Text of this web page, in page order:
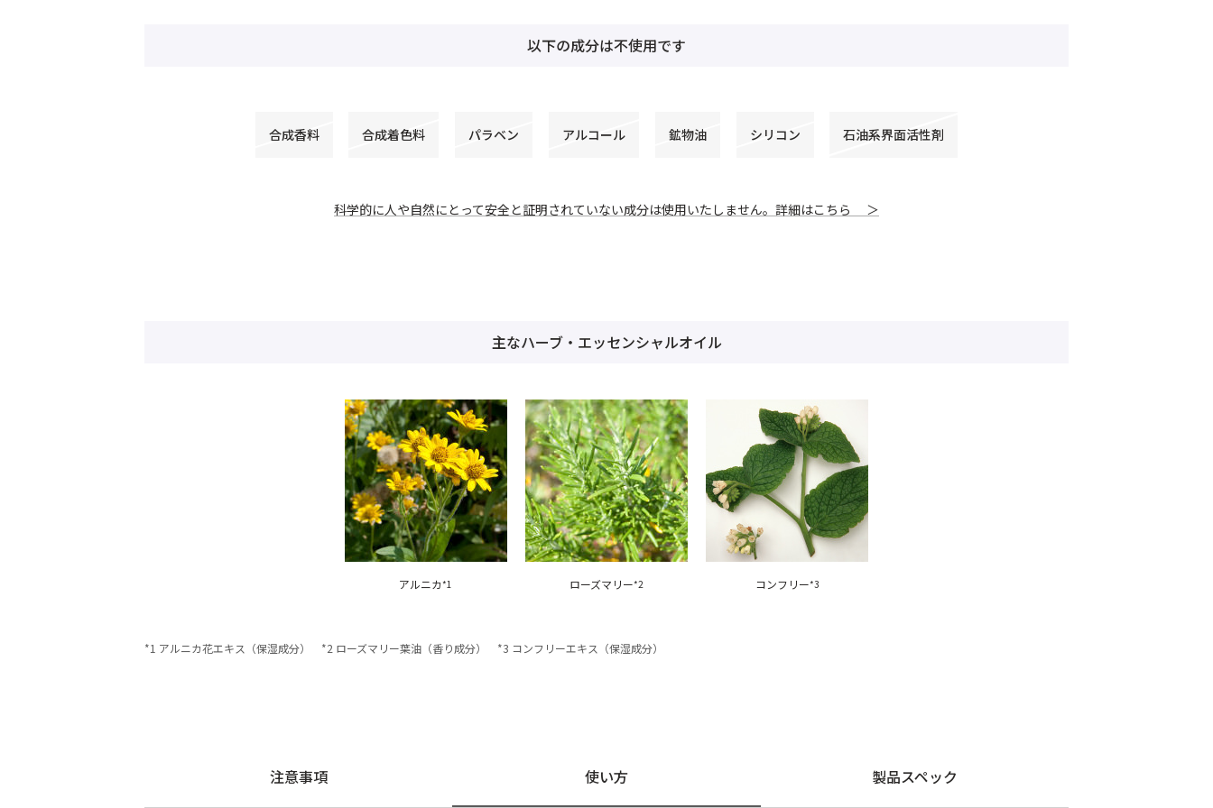
以下の成分は不使用です
合成香料 合成着色料 パラベン アルコール 鉱物油 シリコン 石油系界面活性剤
科学的に人や自然にとって安全と証明されていない成分は使用いたしません。詳細はこちら ＞
主なハーブ・エッセンシャルオイル
アルニカ*1 ローズマリー*2 コンフリー*3
*1 アルニカ花エキス（保湿成分） *2 ローズマリー葉油（香り成分） *3 コンフリーエキス（保湿成分）
注意事項 使い方 製品スペック